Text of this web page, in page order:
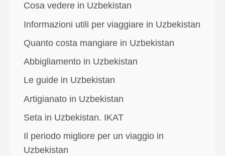
Cosa vedere in Uzbekistan
Informazioni utili per viaggiare in Uzbekistan
Quanto costa mangiare in Uzbekistan
Abbigliamento in Uzbekistan
Le guide in Uzbekistan
Artigianato in Uzbekistan
Seta in Uzbekistan. IKAT
Il periodo migliore per un viaggio in
Uzbekistan